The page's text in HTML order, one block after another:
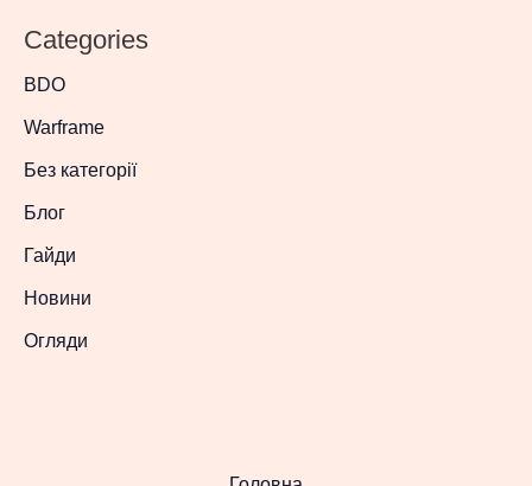
Categories
BDO
Warframe
Без категорії
Блог
Гайди
Новини
Огляди